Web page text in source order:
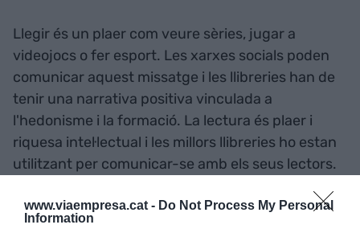
www.viaempresa.cat - Do Not Process My Personal
Information
Llegir és un plaer com veure sèries, jugar a
videojocs o fer esport. Les xarxes socials poden
comunicar aquest missatge i les llibreries han de
tenir una narrativa positiva vinculada a
l'hedonisme i la formació. La lectura és plaer i
riquesa intel·lectual i les millors llibreries ho estan
utilitzant per comunicar-se amb els seus lectors.
segle XX i ara, pots rebre whatsapps que